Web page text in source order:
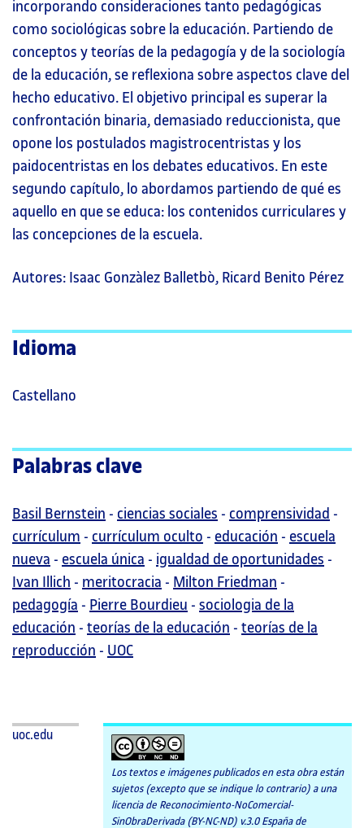
n
incorporando consideraciones tanto pedagógicas
como sociológicas sobre la educación. Partiendo de
conceptos y teorías de la pedagogía y de la sociología
de la educación, se reflexiona sobre aspectos clave del
hecho educativo. El objetivo principal es superar la
confrontación binaria, demasiado reduccionista, que
opone los postulados magistrocentristas y los
paidocentristas en los debates educativos. En este
segundo capítulo, lo abordamos partiendo de qué es
aquello en que se educa: los contenidos curriculares y
las concepciones de la escuela.
Autores: Isaac Gonzàlez Balletbò, Ricard Benito Pérez
Idioma
Castellano
Palabras clave
Basil Bernstein - ciencias sociales - comprensividad -
currículum - currículum oculto - educación - escuela
nueva - escuela única - igualdad de oportunidades -
Ivan Illich - meritocracia - Milton Friedman -
pedagogía - Pierre Bourdieu - sociologia de la
educación - teorías de la educación - teorías de la
reproducción - UOC
uoc.edu
Los textos e imágenes publicados en esta obra están
sujetos (excepto que se indique lo contrario) a una
licencia de Reconocimiento-NoComercial-
SinObraDerivada (BY-NC-ND) v.3.0 España de